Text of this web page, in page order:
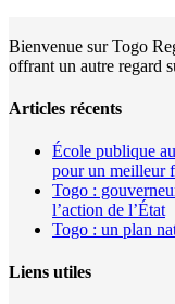
Bienvenue sur Togo
offrant un autre regard
Articles récents
École publique
pour un meilleur
Togo :
l’action de l’État
Togo : un plan
Liens utiles